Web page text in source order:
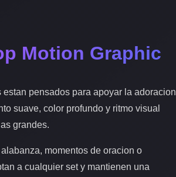
Motion Graphic
pensados para apoyar la adoracion
suave, color profundo y ritmo visual
grandes.
momentos de oracion o
a cualquier set y mantienen una